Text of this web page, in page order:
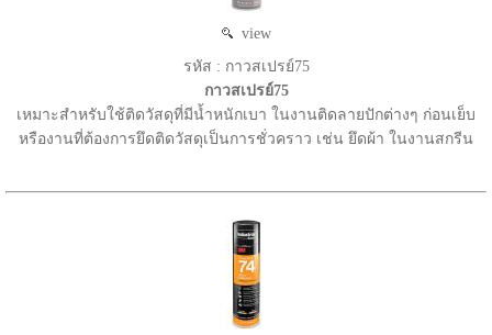
view
รหัส : กาวสเปรย์75
กาวสเปรย์75
เหมาะสำหรับใช้ติดวัสดุที่มีน้ำหนักเบา ในงานติดลายปักต่างๆ ก่อนเย็บ
หรืองานที่ต้องการยึดติดวัสดุเป็นการชั่วคราว เช่น ยึดผ้า ในงานสกรีน